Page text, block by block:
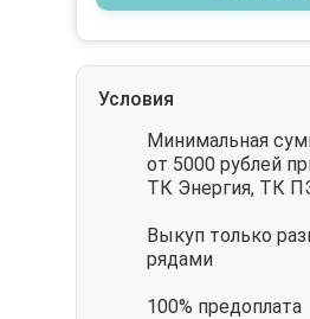
Условия
Минимальная
от 5000 рублей
ТК Энергия, ТК
Выкуп только
рядами
100% предоплата